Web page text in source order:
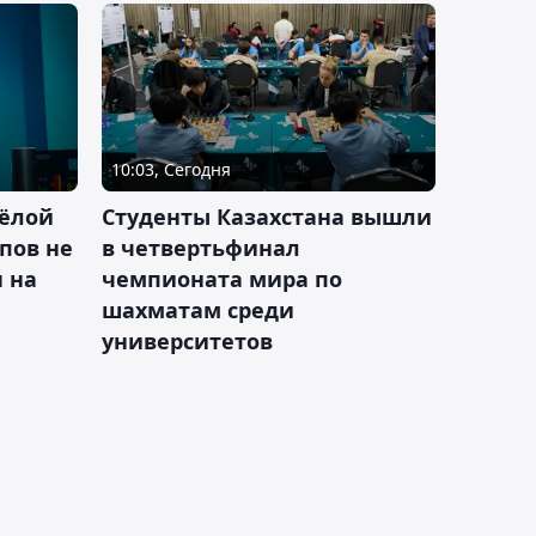
не
на
10:03, Сегодня
Студенты Казахстана вышли
в четвертьфинал
чемпионата мира по
шахматам среди
университетов